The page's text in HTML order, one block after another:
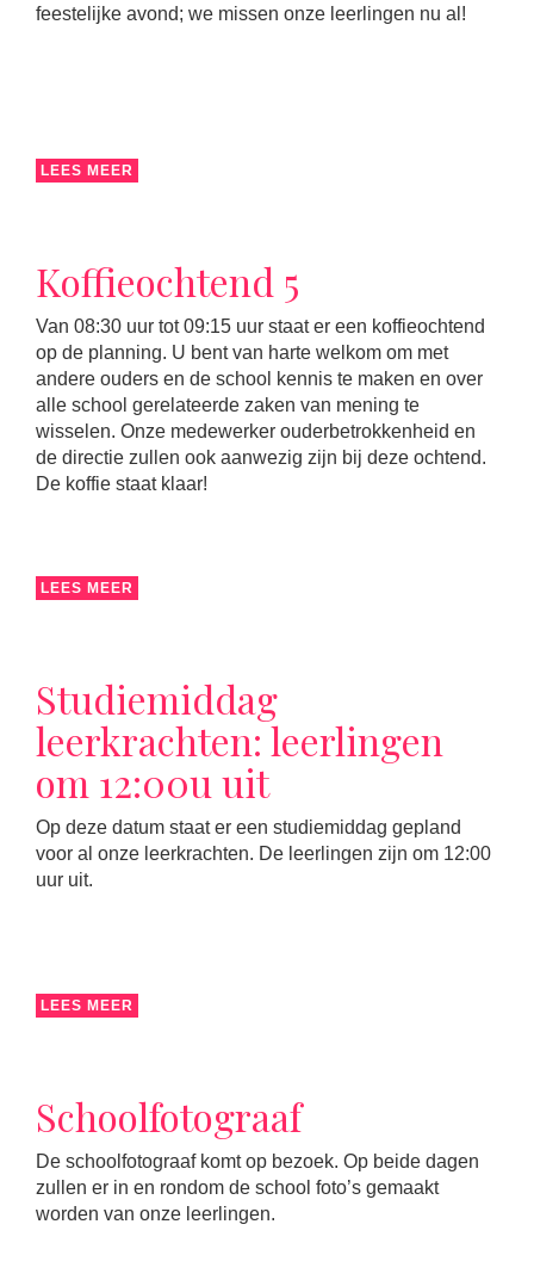
feestelijke avond; we missen onze leerlingen nu al!
LEES MEER
Koffieochtend 5
Van 08:30 uur tot 09:15 uur staat er een koffieochtend
op de planning. U bent van harte welkom om met
andere ouders en de school kennis te maken en over
alle school gerelateerde zaken van mening te
wisselen. Onze medewerker ouderbetrokkenheid en
de directie zullen ook aanwezig zijn bij deze ochtend.
De koffie staat klaar!
LEES MEER
Studiemiddag
leerkrachten: leerlingen
om 12:00u uit
Op deze datum staat er een studiemiddag gepland
voor al onze leerkrachten. De leerlingen zijn om 12:00
uur uit.
LEES MEER
Schoolfotograaf
De schoolfotograaf komt op bezoek. Op beide dagen
zullen er in en rondom de school foto’s gemaakt
worden van onze leerlingen.